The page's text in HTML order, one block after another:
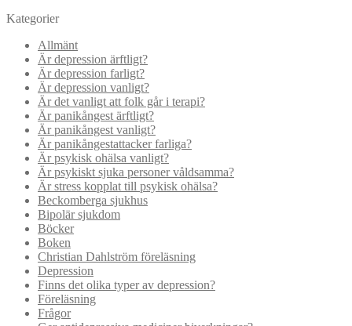
Kategorier
Allmänt
Är depression ärftligt?
Är depression farligt?
Är depression vanligt?
Är det vanligt att folk går i terapi?
Är panikångest ärftligt?
Är panikångest vanligt?
Är panikångestattacker farliga?
Är psykisk ohälsa vanligt?
Är psykiskt sjuka personer våldsamma?
Är stress kopplat till psykisk ohälsa?
Beckomberga sjukhus
Bipolär sjukdom
Böcker
Boken
Christian Dahlström föreläsning
Depression
Finns det olika typer av depression?
Föreläsning
Frågor